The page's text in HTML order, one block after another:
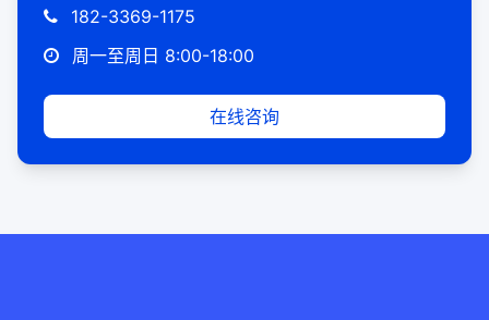
182-3369-1175
周一至周日 8:00-18:00
在线咨询